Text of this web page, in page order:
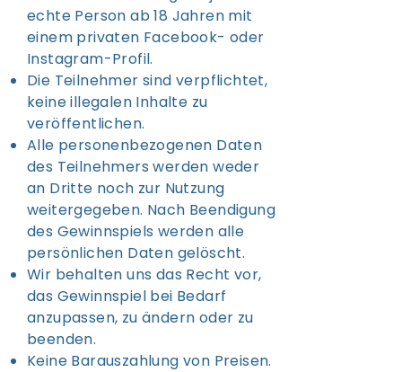
echte Person ab 18 Jahren mit
einem privaten Facebook- oder
Instagram-Profil.
Die Teilnehmer sind verpflichtet,
keine illegalen Inhalte zu
veröffentlichen.
Alle personenbezogenen Daten
des Teilnehmers werden weder
an Dritte noch zur Nutzung
weitergegeben. Nach Beendigung
des Gewinnspiels werden alle
persönlichen Daten gelöscht.
Wir behalten uns das Recht vor,
das Gewinnspiel bei Bedarf
anzupassen, zu ändern oder zu
beenden.
Keine Barauszahlung von Preisen.